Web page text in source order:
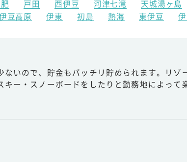
戸田 西伊豆 河津七滝 天城湯ヶ島
豆高原 伊東 初島 熱海 東伊豆
いので、貯金もバッチリ貯められます。リ
ー・スノーボードをしたりと勤務地によって